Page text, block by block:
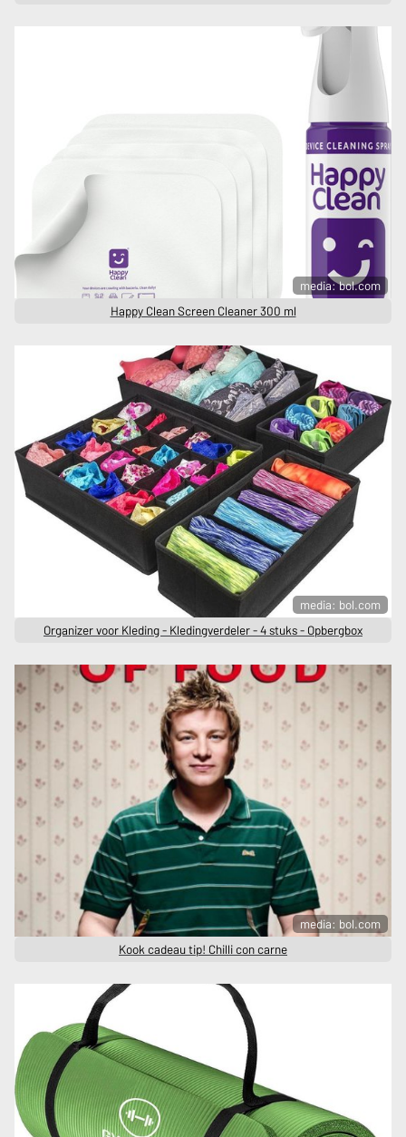
media: bol.com
Happy Clean Screen Cleaner 300 ml
media: bol.com
Organizer voor Kleding - Kledingverdeler - 4 stuks - Opbergbox
media: bol.com
Kook cadeau tip! Chilli con carne